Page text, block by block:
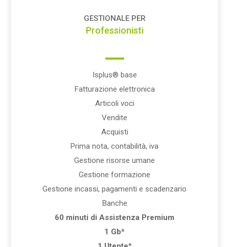
GESTIONALE PER
Professionisti
Isplus® base
Fatturazione elettronica
Articoli voci
Vendite
Acquisti
Prima nota, contabilità, iva
Gestione risorse umane
Gestione formazione
Gestione incassi, pagamenti e scadenzario
Banche
60 minuti di Assistenza Premium
1 Gb*